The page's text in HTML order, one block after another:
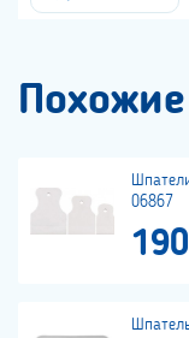
06867